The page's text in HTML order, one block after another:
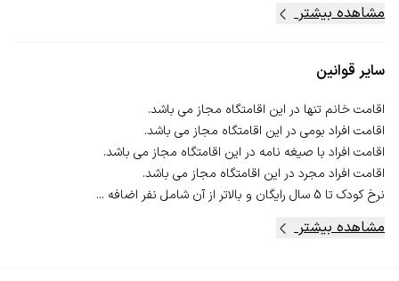
مشاهده بیشتر
سایر قوانین
نرخ کودک تا 5 سال رایگان و بالاتر از آن شامل نفر اضافه ...
مشاهده بیشتر